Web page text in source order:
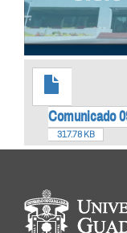
Comunicado
317.78 KB
portal